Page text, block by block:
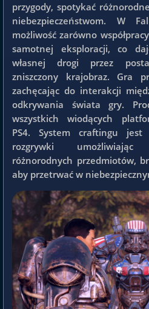
przygody, spotykać
niebezpieczeństwom. W
możliwość zarówno
samotnej eksploracji, co
własnej drogi przez
zniszczony krajobraz. Gra
zachęcając do interakcji
odkrywania świata gry.
wszystkich wiodących
PS4. System craftingu jest
rozgrywki
różnorodnych przedmiotów,
aby przetrwać w